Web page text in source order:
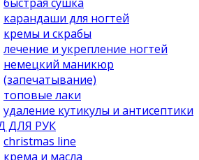
карандаши для ногтей
кремы и скрабы
лечение и укрепление ногтей
немецкий маникюр
(запечатывание)
топовые лаки
удаление кутикулы и антисептики
ДЛЯ РУК
christmas line
крема и масла